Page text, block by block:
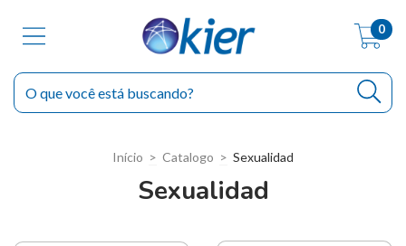
0
Início > Catalogo > Sexualidad
Sexualidad